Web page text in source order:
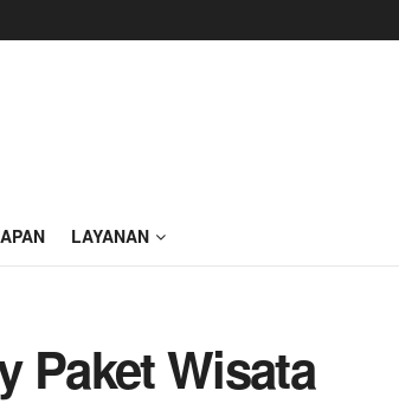
LAYANAN
Paket Wisata